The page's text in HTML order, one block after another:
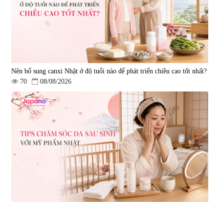
Nên bổ sung canxi Nhật ở độ tuổi nào để phát triển chiều cao tốt nhất?
70
08/08/2026